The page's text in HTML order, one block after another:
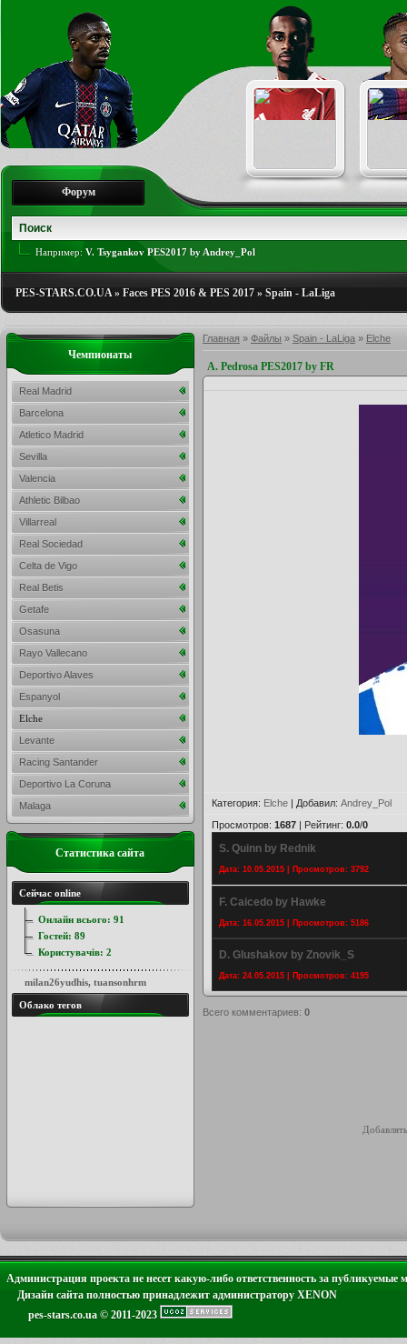
Форум
Например: V. Tsygankov PES2017 by Andrey_Pol
PES-STARS.CO.UA» Faces PES 2016 & PES 2017 » Spain - LaLiga
Главная » Файлы » Spain - LaLiga » Elche
A. Pedrosa PES2017 by FR
Категория: Elche | Добавил: Andrey_Pol
Просмотров: 1687 | Рейтинг: 0.0/0
S. Quinn by Rednik
Дата: 10.05.2015 | Просмотров: 3792
F. Caicedo by Hawke
Дата: 16.05.2015 | Просмотров: 5186
D. Glushakov by Znovik_S
Дата: 24.05.2015 | Просмотров: 4195
Всего комментариев: 0
Чемпионаты
Real Madrid
Barcelona
Atletico Madrid
Sevilla
Valencia
Athletic Bilbao
Villarreal
Real Sociedad
Celta de Vigo
Real Betis
Getafe
Osasuna
Rayo Vallecano
Deportivo Alaves
Espanyol
Elche
Levante
Racing Santander
Deportivo La Coruna
Malaga
Статистика сайта
Сейчас online
Онлайн всього: 91
Гостей: 89
Користувачів: 2
milan26yudhis, tuansonhrm
Облако тегов
Администрация проекта не несет какую-либо ответственность за публикуемые
Дизайн сайта полностью принадлежит администратору XENON
pes-stars.co.ua © 2011-2023